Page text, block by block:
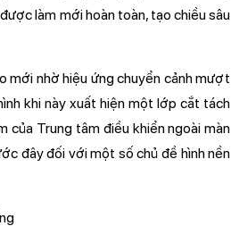
làm mới hoàn toàn, tạo chiều sâu
mới nhờ hiệu ứng chuyển cảnh mượt
khi này xuất hiện một lớp cắt tách
của Trung tâm điều khiển ngoài màn
đây đối với một số chủ đề hình nền